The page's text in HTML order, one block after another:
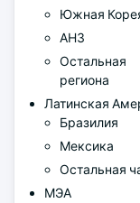
Южная
АНЗ
Остальная
региона
Латинская
Бразилия
Мексика
Остальная
МЭА